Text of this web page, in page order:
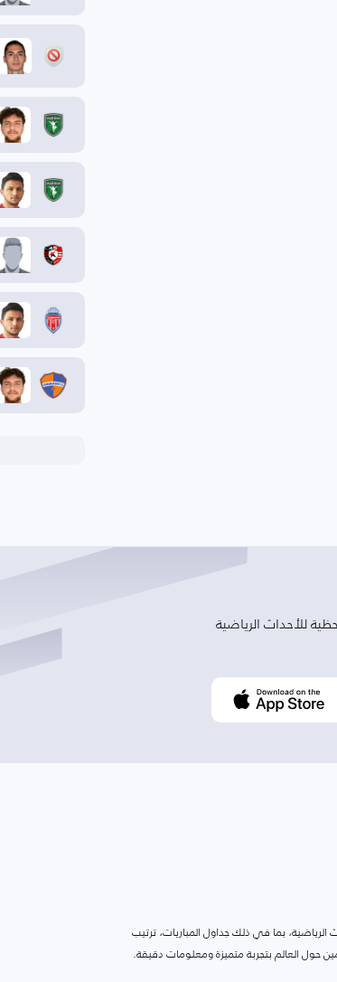
للأحداث الرياضية
بما في ذلك جداول المباريات، ترتيب
حول العالم بتجربة متميزة ومعلومات دقيقة.